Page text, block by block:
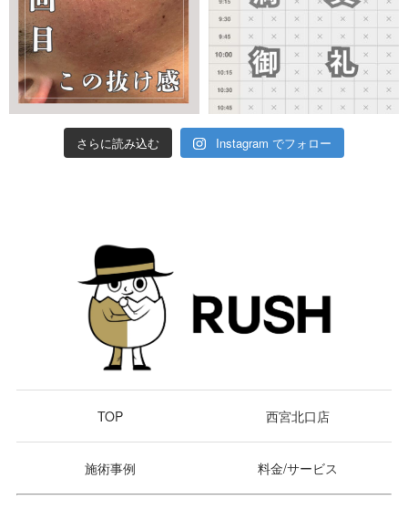
さらに読み込む Instagram でフォロー
TOP 西宮北口店
施術事例 料金/サービス